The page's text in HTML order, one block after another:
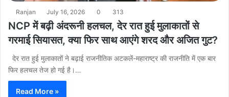
Ranjan July 16, 2026 0 313
NCP में बढ़ी अंदरूनी हलचल, देर रात हुई मुलाकातों से
गरमाई सियासत, क्या फिर साथ आएंगे शरद और अजित गुट?
देर रात हुई मुलाकातों ने बढ़ाई राजनीतिक अटकलें-महाराष्ट्र की राजनीति में एक बार
फिर हलचल तेज हो गई है।…
Read More »